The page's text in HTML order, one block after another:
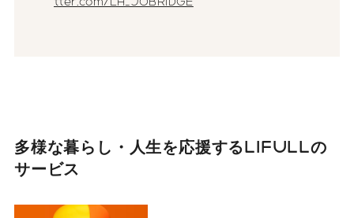
多様な暮らし・人生を応援するLIFULLの
サービス